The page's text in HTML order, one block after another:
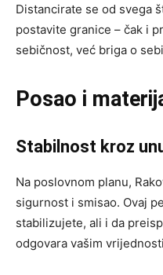
Distancirate se od svega
postavite granice – čak i
sebičnost, već briga o
Posao i
Stabilnost kroz
Na poslovnom planu,
sigurnost i smisao. Ovaj
stabilizujete, ali i da
odgovara vašim